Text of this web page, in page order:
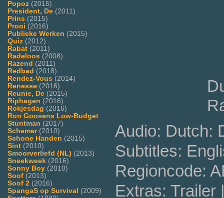
Popoz (2015)
President, De (2011)
Prins (2015)
Prooi (2016)
Publieke Werken (2015)
Quiz (2012)
Rabat (2011)
Radeloos (2008)
Razend (2011)
Redbad (2018)
Rendez-Vous (2014)
Renesse (2016)
Reunie, De (2015)
Riphagen (2016)
Rokjesdag (2016)
Ron Goosens Low-Budget
Stuntman (2017)
Schemer(2010)
Schone Handen (2015)
Sint (2010)
Smoorverliefd (NL) (2013)
Sneekweek (2016)
Sonny Boy (2010)
Soof (2013)
Soof 2 (2016)
SpangaS op Survival (2009)
Audio: Dutch:
Subtitles:
Regioncode:
Extras: Trailer